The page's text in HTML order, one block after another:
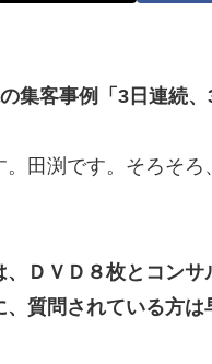
集客事例「3日連続、
。田渕です。そろそ
、ＤＶＤ８枚とコン
、質問されている方は